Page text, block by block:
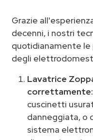
Grazie
decenni, i nostri
quotidianamente
degli
Lavatrice
correttamente:
cuscinetti
danneggiata, o
sistema